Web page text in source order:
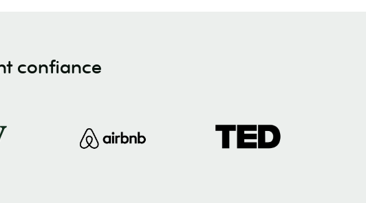
confiance